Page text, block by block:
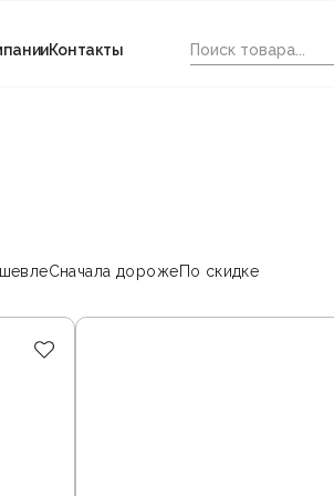
Контакты
Сначала дорожеПо скидке